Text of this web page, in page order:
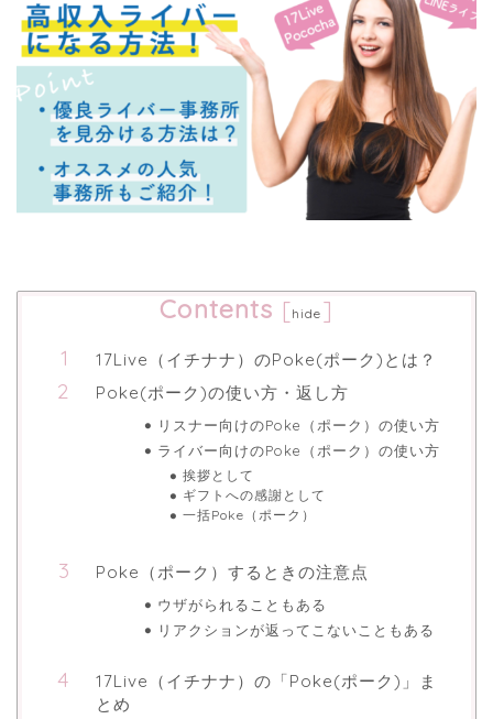
Contents [hide ]
17Live（イチナナ）のPoke(ポーク)とは？
Poke(ポーク)の使い方・返し方
リスナー向けのPoke（ポーク）の使い方
ライバー向けのPoke（ポーク）の使い方
挨拶として
ギフトへの感謝として
一括Poke（ポーク）
Poke（ポーク）するときの注意点
ウザがられることもある
リアクションが返ってこないこともある
17Live（イチナナ）の「Poke(ポーク)」ま
とめ